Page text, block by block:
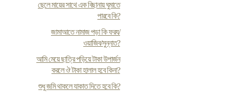
ছেলে মায়ের সাথে এক বিছানায় ঘুমাতে
পারবে কি?
জামাআতে নামাজ পড়া কি ফরয/
ওয়াজিব/সুন্নাত?
আমি মেয়ে ছাত্রি পড়িয়ে টাকা উপার্জন
করলে ঔ টাকা হালাল হবে কিনা?
শুধু জমি থাকলে যাকাত দিতে হবে কি?